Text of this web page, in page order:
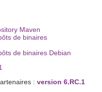
Maven
de binaires
de binaires Debian
: version 6.RC.1